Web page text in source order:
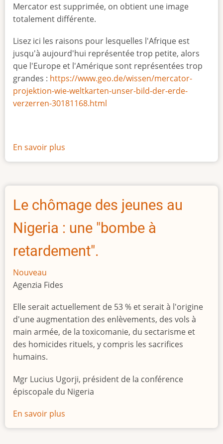
Mercator est supprimée, on obtient une image
totalement différente.
Lisez ici les raisons pour lesquelles l'Afrique est
jusqu'à aujourd'hui représentée trop petite, alors
que l'Europe et l'Amérique sont représentées trop
grandes : https://www.geo.de/wissen/mercator-
projektion-wie-weltkarten-unser-bild-der-erde-
verzerren-30181168.html
En savoir plus
La
taille
l'Afrique
Le chômage des jeunes au
Nigeria : une "bombe à
retardement".
Nouveau
Agenzia Fides
Elle serait actuellement de 53 % et serait à l'origine
d'une augmentation des enlèvements, des vols à
main armée, de la toxicomanie, du sectarisme et
des homicides rituels, y compris les sacrifices
humains.
Mgr Lucius Ugorji, président de la conférence
épiscopale du Nigeria
En savoir plus
Le